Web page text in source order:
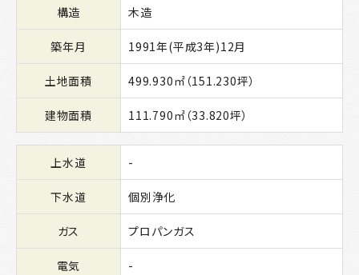
構造 木造
築年月 1991年(平成3年)12月
土地面積 499.930㎡（151.230坪）
建物面積 111.790㎡（33.820坪）
上水道 -
下水道 個別浄化
ガス プロパンガス
電気 -